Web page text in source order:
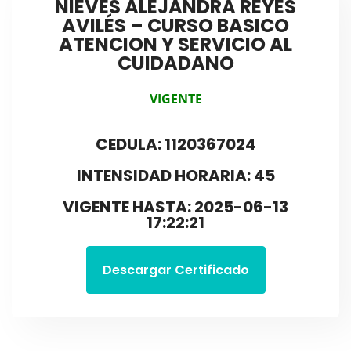
NIEVES ALEJANDRA REYES
AVILÉS – CURSO BASICO
ATENCION Y SERVICIO AL
CUIDADANO
VIGENTE
CEDULA: 1120367024
INTENSIDAD HORARIA: 45
VIGENTE HASTA: 2025-06-13
17:22:21
Descargar Certificado